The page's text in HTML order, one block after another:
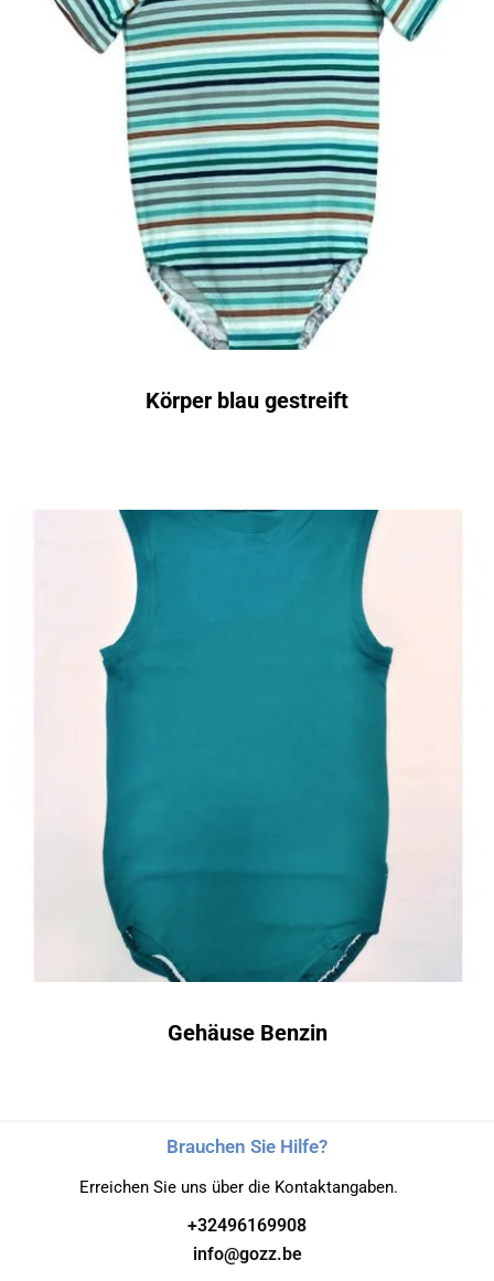
Körper blau gestreift
Gehäuse Benzin
Brauchen Sie Hilfe?
Erreichen Sie uns über die Kontaktangaben.
+32496169908
info@gozz.be